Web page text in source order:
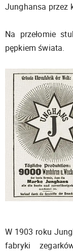
Junghansa przez
Na przełomie
pępkiem świata.
W 1903 roku
fabryki